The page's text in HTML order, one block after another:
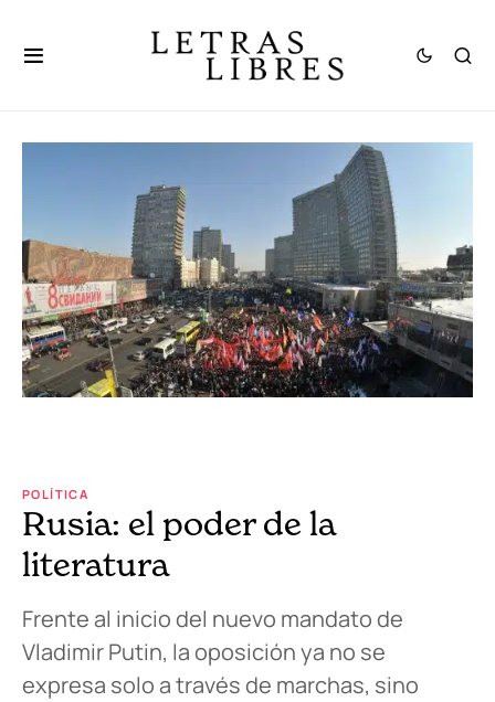
POLÍTICA
Rusia: el poder de la
literatura
Frente al inicio del nuevo mandato de
Vladimir Putin, la oposición ya no se
expresa solo a través de marchas, sino